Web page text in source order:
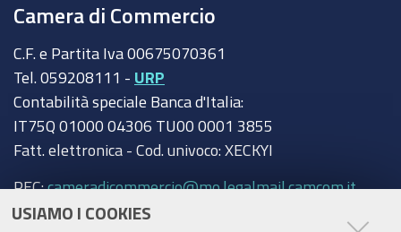
USIAMO I COOKIES
Camera di Commercio
C.F. e Partita Iva 00675070361
Tel. 059208111 - URP
Contabilità speciale Banca d'Italia:
IT75Q 01000 04306 TU00 0001 3855
Fatt. elettronica - Cod. univoco: XECKYI
PEC:cameradicommercio@mo.legalmail.camcom.it
Trasparenza